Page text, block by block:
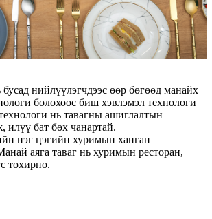
нийлүүлэгчдээс өөр бөгөөд манайх
болохоос биш хэвлэмэл технологи
нь тавагны ашиглалтын
илүү бат бөх чанартай.
нэг цэгийн хуримын ханган
аяга таваг нь хуримын ресторан,
тохирно.